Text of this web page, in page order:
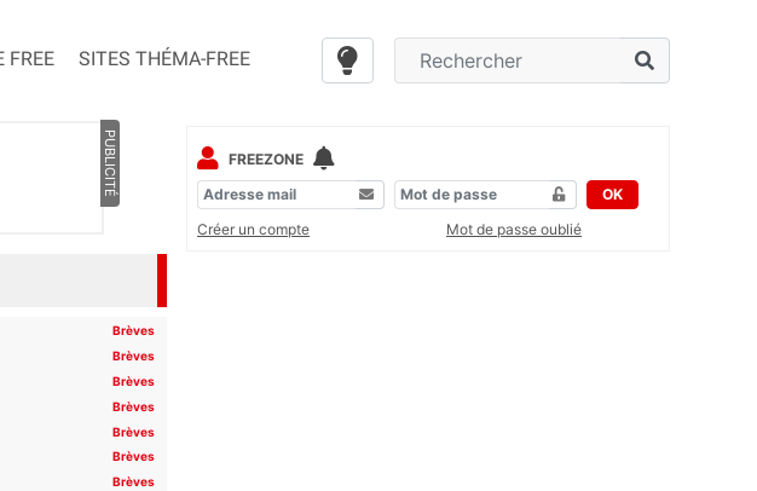
FREE SITES THÉMA-FREE
PUBLICITÉ
Brèves
Brèves
Brèves
Brèves
Brèves
Brèves
Brèves
FREEZONE
OK
Créer un compte
Mot de passe oublié